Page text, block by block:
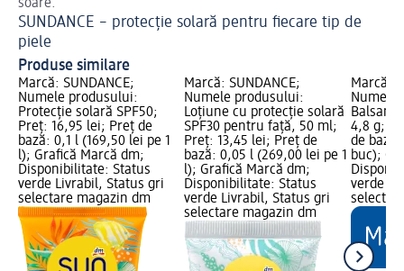
soare.
SUNDANCE – protecție solară pentru fiecare tip de
piele
Produse similare
Marcă: SUNDANCE;
Numele produsului:
Protecție solară SPF50;
Preț: 16,95 lei; Preț de
bază: 0,1 l (169,50 lei pe 1
l); Grafică Marcă dm;
Disponibilitate: Status
verde Livrabil, Status gri
selectare magazin dm
Marcă: SUNDANCE;
Numele produsului:
Loțiune cu protecție solară
SPF30 pentru față, 50 ml;
Preț: 13,45 lei; Preț de
bază: 0,05 l (269,00 lei pe 1
l); Grafică Marcă dm;
Disponibilitate: Status
verde Livrabil, Status gri
selectare magazin dm
Marcă:
Numele
Balsam
4,8 g;
de bază:
buc);
verde